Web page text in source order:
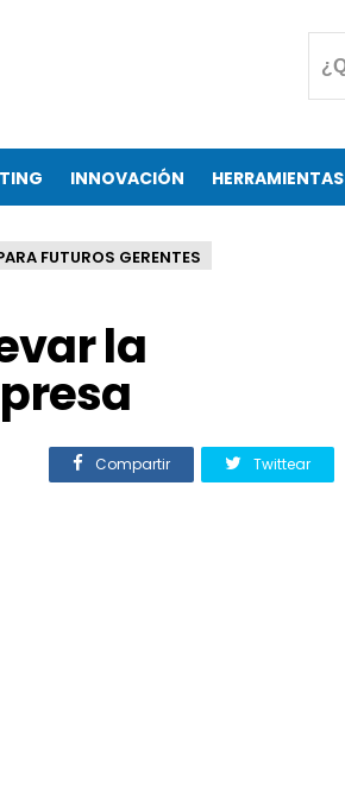
INNOVACIÓN HERRAMIENTAS
FUTUROS GERENTES
la
Compartir Twittear